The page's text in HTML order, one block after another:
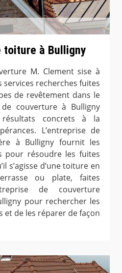
toiture à Bulligny
M. Clement sise à
services recherches fuites
de revêtement dans le
de couverture à Bulligny
concrets à la
L’entreprise de
à Bulligny fournit les
pour résoudre les fuites
s’agisse d’une toiture en
ou plate, faites
de couverture
pour rechercher les
et de les réparer de façon